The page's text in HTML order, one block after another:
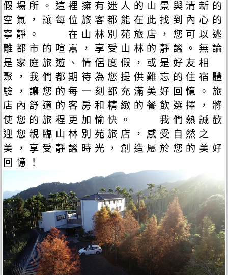
假場所。這裡擁有迷人的山景與清新的
空氣，讓每位旅客都能在此找到內心的
寧靜。 在山林別苑旅店，您可以逃
離都市的喧囂，享受山林的靜謐。無論
是家庭旅遊、情侶度假，或是好友相
聚，我們都期待為您提供難忘的住宿體
驗，讓您的每一刻都充滿美好回憶。旅
店內舒適的客房和精緻的餐飲選擇，將
使您的旅程更加愉快。 我們熱誠歡
迎您親臨山林別苑旅店，感受自然之
美，享受靜謐時光，創造屬於您的美好
回憶！